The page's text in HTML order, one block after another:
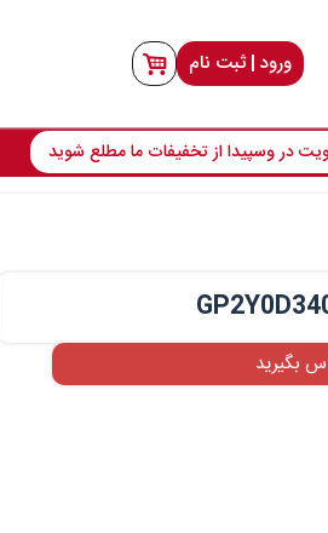
ورود | ثبت نام
در وسپیدا از تخفیفات ما مطلع شوید
بگیرید